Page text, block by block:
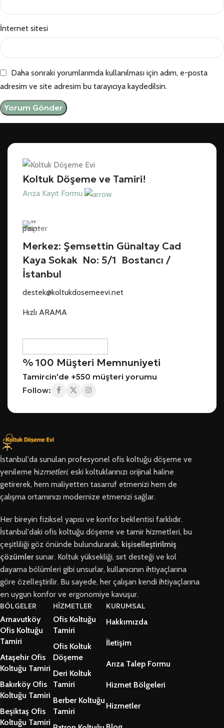
İnternet sitesi
Daha sonraki yorumlarımda kullanılması için adım, e-posta
adresim ve site adresim bu tarayıcıya kaydedilsin.
Koltuk Döşeme ve Tamiri!
Arıza Kayıt Formu
Merkez: Şemsettin Günaltay Cad
Kaya Sokak No: 5/1 Bostancı /
İstanbul
destek@koltukdosemeevi.net
Hızlı ARAMA
% 100 Müşteri Memnuniyeti
Tamircin'de +550 müşteri yorumu
Follow:
İstanbul'da sunulan profesyonel ofis koltuğu döşeme ve
yenileme hizmetleri, eski koltuklarınızı orijinal haline
getirerek, hem maliyetten tasarruf etmenizi hem de
çalışma ortamınızı modernize etmenizi sağlar.
Her bireyin fiziksel yapısı ve konfor beklentisi farklıdır.
İstanbul'daki ofis koltuğu döşeme ve tamir hizmetleri, bu
çeşitliliği göz önünde bulundurarak, kişiselleştirilmiş
çözümlersunar. Koltuk yüksekliği, sırt desteği ve kol
dayama bölümleri gibi unsurlar, kullanıcının ihtiyaçlarına
göre özelleştirilir. Bu sayede, her çalışan kendi ihtiyaçlarına
en uygun konfor ve ergonomiye kavuşur.
BÖLGELER
Arnavutköy
Ofis Koltuğu
Tamiri
Ataşehir Ofis
Koltuğu Tamiri
Bakırköy Ofis
Koltuğu Tamiri
Beşiktaş Ofis
Koltuğu Tamiri
HİZMETLER
Ofis Koltuğu
Tamiri
Ofis Koltuk
Döşeme
Deri Koltuk
Tamiri
Berber Koltuğu
Tamiri
KURUMSAL
Hakkımızda
İletişim
Arıza Talep Formu
Hizmet Bölgeleri
Hizmetler